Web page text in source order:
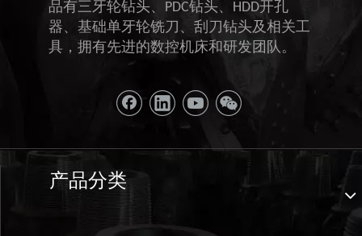
品有三牙轮钻头、PDC钻头、HDD开孔
器、基础单牙轮铣刀、刮刀钻头及相关工
具，拥有先进的数控机床和研发团队。
产品分类